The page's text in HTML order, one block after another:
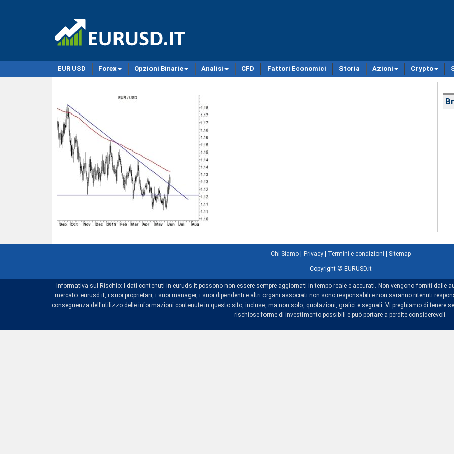
EUR USD Forex Opzioni Binarie Analisi CFD Fattori Economici Storia Azioni Crypto
Chi Siamo| Privacy| Termini e condizioni Sitemap
Copyright © EURUSD.it
Informativa sul Rischio: I dati contenuti in euruds.it possono non essere sempre aggiornati in tempo reale e accurati. Non vengono forniti dalle
mercato. eurusd.it, i suoi proprietari, i suoi manager, i suoi dipendenti e altri organi associati non sono responsabili e non saranno ritenuti
conseguenza dell'utilizzo delle informazioni contenute in questo sito, incluse, ma non solo, quotazioni, grafici e segnali. Vi preghiamo di tenere
rischiose forme di investimento possibili e può portare a perdite considerevoli.